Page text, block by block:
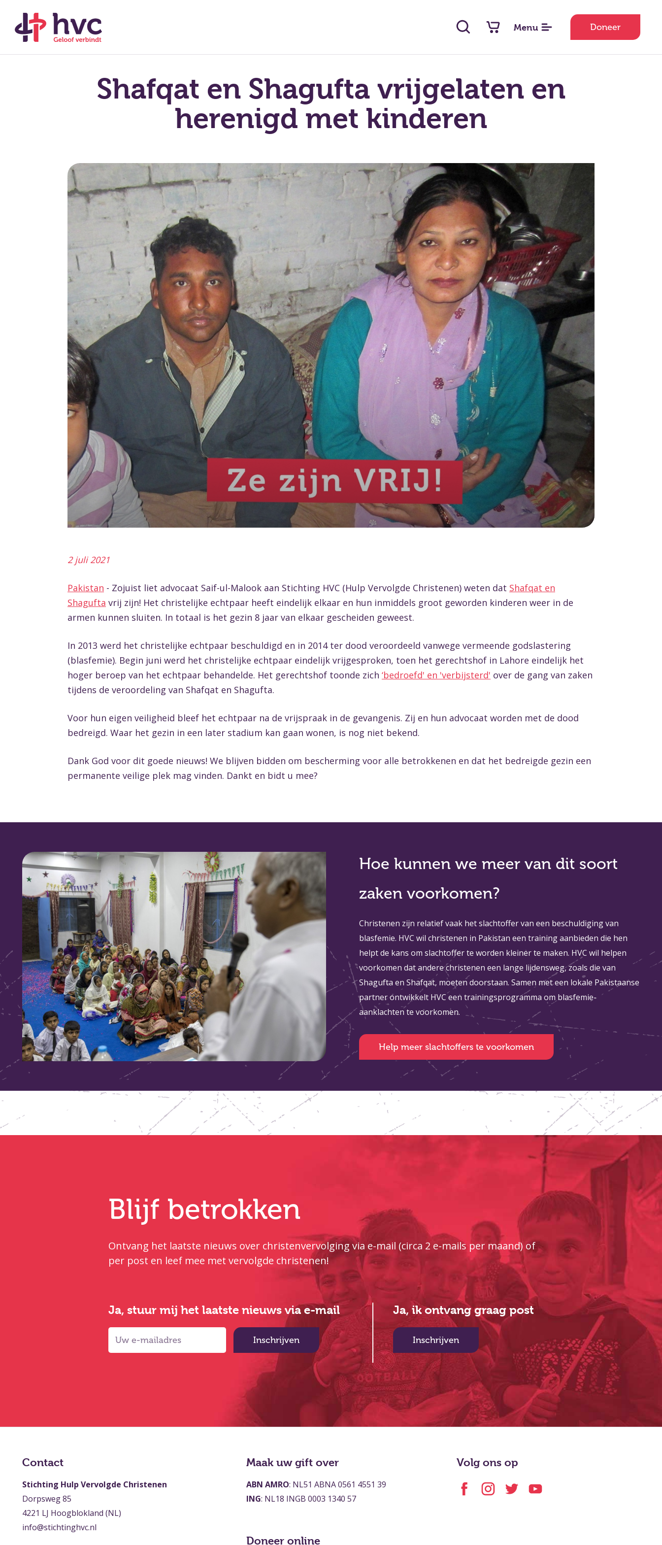
Menu Doneer
Shafqat en Shagufta vrijgelaten en
herenigd met kinderen
2 juli 2021
Pakistan - Zojuist liet advocaat Saif-ul-Malook aan Stichting HVC (Hulp Vervolgde Christenen) weten dat Shafqat en
Shagufta vrij zijn! Het christelijke echtpaar heeft eindelijk elkaar en hun inmiddels groot geworden kinderen weer in de
armen kunnen sluiten. In totaal is het gezin 8 jaar van elkaar gescheiden geweest.
In 2013 werd het christelijke echtpaar beschuldigd en in 2014 ter dood veroordeeld vanwege vermeende godslastering
(blasfemie). Begin juni werd het christelijke echtpaar eindelijk vrijgesproken, toen het gerechtshof in Lahore eindelijk het
hoger beroep van het echtpaar behandelde. Het gerechtshof toonde zich ‘bedroefd' en 'verbijsterd' over de gang van zaken
tijdens de veroordeling van Shafqat en Shagufta.
Voor hun eigen veiligheid bleef het echtpaar na de vrijspraak in de gevangenis. Zij en hun advocaat worden met de dood
bedreigd. Waar het gezin in een later stadium kan gaan wonen, is nog niet bekend.
Dank God voor dit goede nieuws! We blijven bidden om bescherming voor alle betrokkenen en dat het bedreigde gezin een
permanente veilige plek mag vinden. Dankt en bidt u mee?
Hoe kunnen we meer van dit soort
zaken voorkomen?
Christenen zijn relatief vaak het slachtoffer van een beschuldiging van
blasfemie. HVC wil christenen in Pakistan een training aanbieden die hen
helpt de kans om slachtoffer te worden kleiner te maken. HVC wil helpen
voorkomen dat andere christenen een lange lijdensweg, zoals die van
Shagufta en Shafqat, moeten doorstaan. Samen met een lokale Pakistaanse
partner ontwikkelt HVC een trainingsprogramma om blasfemie-
aanklachten te voorkomen.
Help meer slachtoffers te voorkomen
Blijf betrokken
Ontvang het laatste nieuws over christenvervolging via e-mail (circa 2 e-mails per maand) of
per post en leef mee met vervolgde christenen!
Ja, stuur mij het laatste nieuws via e-mail
Inschrijven
Ja, ik ontvang graag post
Inschrijven
Contact
Stichting Hulp Vervolgde Christenen
Dorpsweg 85
4221 LJ Hoogblokland (NL)
info@stichtinghvc.nl
Maak uw gift over
ABN AMRO: NL51 ABNA 0561 4551 39
ING: NL18 INGB 0003 1340 57
Doneer online
Volg ons op